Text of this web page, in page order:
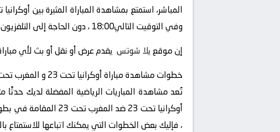
وفي التوقيت التالي18:00 ، دون الحاجة إلى التلفزيون العادي أو الحضور إلى الملعب.
إن موقعيلا شوتس يقدم عرض أو نقل أو بث لأي مباراة وأن القناة
خطوات مشاهدة مباراة أوكرانيا تحت 23 و المغرب تحت 23
تُعد مشاهدة المباريات الرياضية المفضلة لديك
أوكرانيا تحت 23 ضد
، فإليك بعض الخطوات التي يمكنك اتباعها للاستمتاع